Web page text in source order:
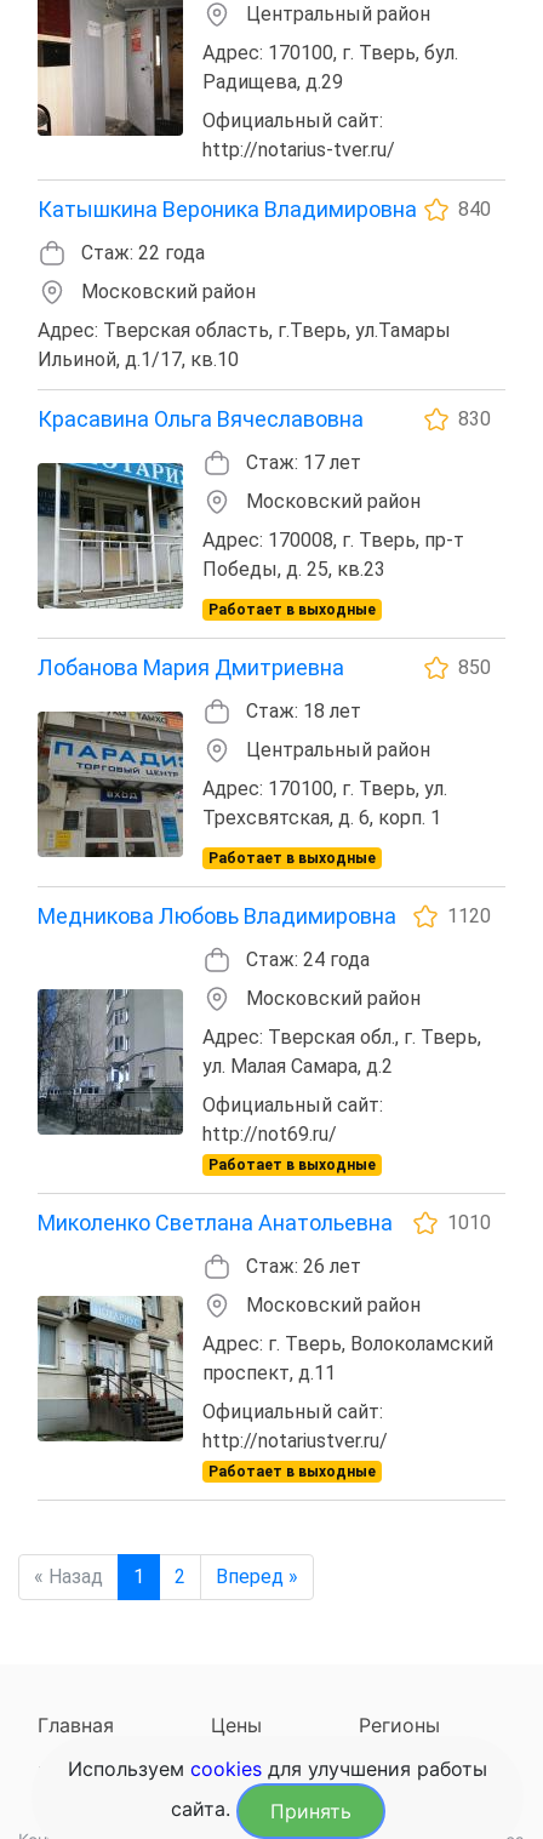
Центральный район
Адрес: 170100, г. Тверь, бул.
Радищева, д.29
Официальный сайт:
http://notarius-tver.ru/
Катышкина Вероника Владимировна
840
Стаж: 22 года
Московский район
Адрес: Тверская область, г.Тверь, ул.Тамары
Ильиной, д.1/17, кв.10
Красавина Ольга Вячеславовна
830
Стаж: 17 лет
Московский район
Адрес: 170008, г. Тверь, пр-т
Победы, д. 25, кв.23
Работает в выходные
Лобанова Мария Дмитриевна
850
Стаж: 18 лет
Центральный район
Адрес: 170100, г. Тверь, ул.
Трехсвятская, д. 6, корп. 1
Работает в выходные
Медникова Любовь Владимировна
1120
Стаж: 24 года
Московский район
Адрес: Тверская обл., г. Тверь,
ул. Малая Самара, д.2
Официальный сайт:
http://not69.ru/
Работает в выходные
Миколенко Светлана Анатольевна
1010
Стаж: 26 лет
Московский район
Адрес: г. Тверь, Волоколамский
проспект, д.11
Официальный сайт:
http://notariustver.ru/
Работает в выходные
« Назад 1 2 Вперед »
Главная Цены
Регионы
Наследодатели
Задать вопрос
Используем cookies для улучшения работы
сайта.
Принять